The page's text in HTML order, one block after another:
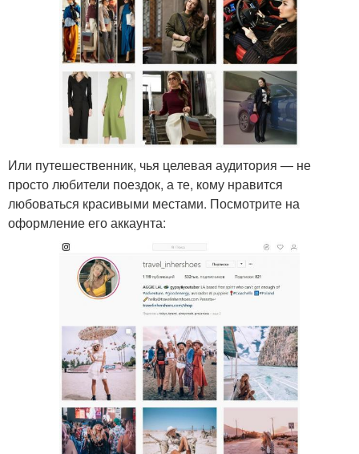
Или путешественник, чья целевая аудитория — не
просто любители поездок, а те, кому нравится
любоваться красивыми местами. Посмотрите на
оформление его аккаунта: